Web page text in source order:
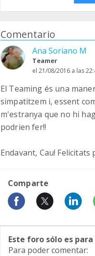
Comentario
Ana Soriano M
Teamer
el 21/08/2016 a las
El Teaming és una
simpatitzem i, essent
m'estranya que no hi
podrien fer!!
Endavant, Cau!
Comparte
Este foro sólo es
Para poder comentar: